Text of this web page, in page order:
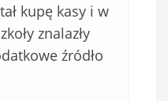
kupę kasy i w
znalazły
źródło